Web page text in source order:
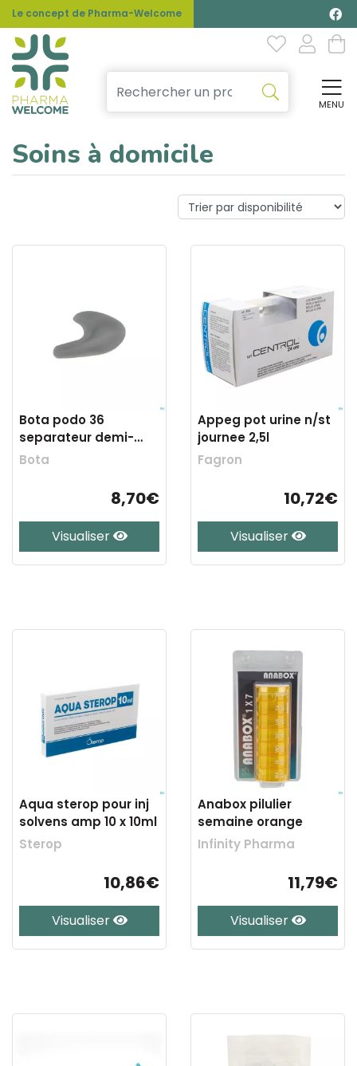
Le concept de Pharma-Welcome
MENU
Soins à domicile
Bota podo 36
separateur demi-
lune+argent s 32-36 2
Bota
8,70€
Visualiser
Appeg pot urine n/st
journee 2,5l
Fagron
10,72€
Visualiser
Aqua sterop pour inj
solvens amp 10 x 10ml
Sterop
10,86€
Visualiser
Anabox pilulier
semaine orange
Infinity Pharma
11,79€
Visualiser